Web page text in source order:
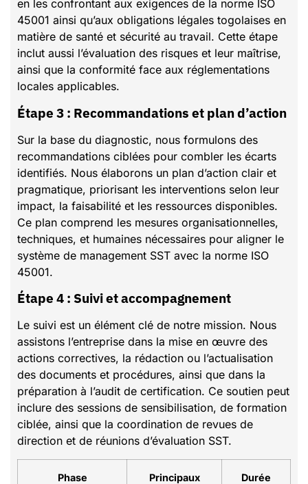
en les confrontant aux exigences de la norme ISO
45001 ainsi qu’aux obligations légales togolaises en
matière de santé et sécurité au travail. Cette étape
inclut aussi l’évaluation des risques et leur maîtrise,
ainsi que la conformité face aux réglementations
locales applicables.
Étape 3 : Recommandations et plan d’action
Sur la base du diagnostic, nous formulons des
recommandations ciblées pour combler les écarts
identifiés. Nous élaborons un plan d’action clair et
pragmatique, priorisant les interventions selon leur
impact, la faisabilité et les ressources disponibles.
Ce plan comprend les mesures organisationnelles,
techniques, et humaines nécessaires pour aligner le
système de management SST avec la norme ISO
45001.
Étape 4 : Suivi et accompagnement
Le suivi est un élément clé de notre mission. Nous
assistons l’entreprise dans la mise en œuvre des
actions correctives, la rédaction ou l’actualisation
des documents et procédures, ainsi que dans la
préparation à l’audit de certification. Ce soutien peut
inclure des sessions de sensibilisation, de formation
ciblée, ainsi que la coordination de revues de
direction et de réunions d’évaluation SST.
Phase
Principaux
Durée